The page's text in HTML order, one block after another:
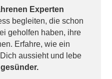
Experten
begleiten, die schon
geholfen haben, ihre
Erfahre, wie ein
aussieht und lebe
gesünder.